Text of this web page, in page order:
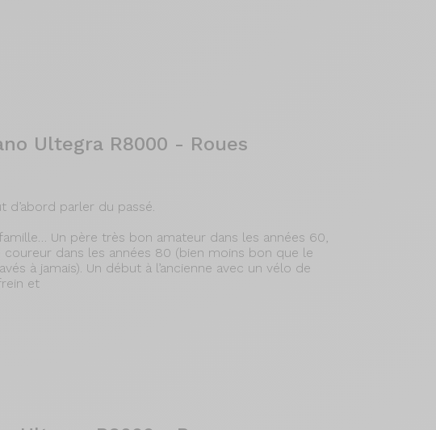
Ultegra R8000 - Roues
d’abord parler du passé.
Un père très bon amateur dans les années 60,
dans les années 80 (bien moins bon que le
à jamais). Un début à l’ancienne avec un vélo de
et